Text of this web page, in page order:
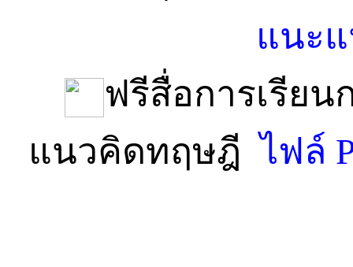
แนะ
ฟรีสื่อการเรีย
แนวคิดทฤษฎีไฟล์